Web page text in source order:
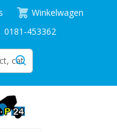
Winkelwagen
0181-453362